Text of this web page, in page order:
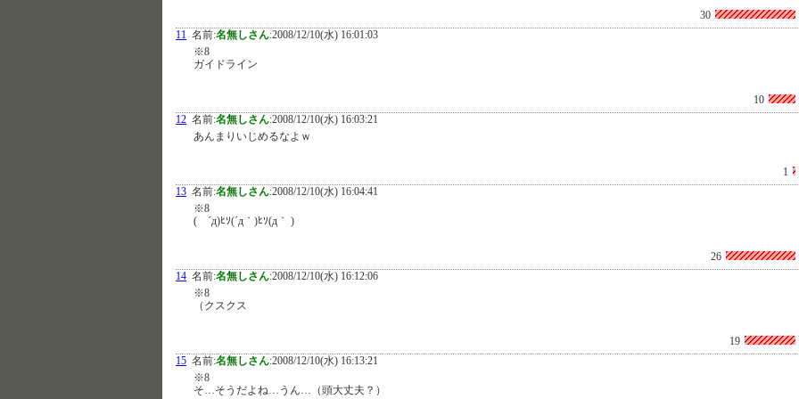
30
11 名前:名無しさん:2008/12/10(水) 16:01:03
※8
ガイドライン
10
12 名前:名無しさん:2008/12/10(水) 16:03:21
あんまりいじめるなよｗ
1
13 名前:名無しさん:2008/12/10(水) 16:04:41
※8
( ´д)ﾋｿ(´д｀)ﾋｿ(д｀ )
26
14 名前:名無しさん:2008/12/10(水) 16:12:06
※8
（クスクス
19
15 名前:名無しさん:2008/12/10(水) 16:13:21
※8
そ…そうだよね…うん…（頭大丈夫？）